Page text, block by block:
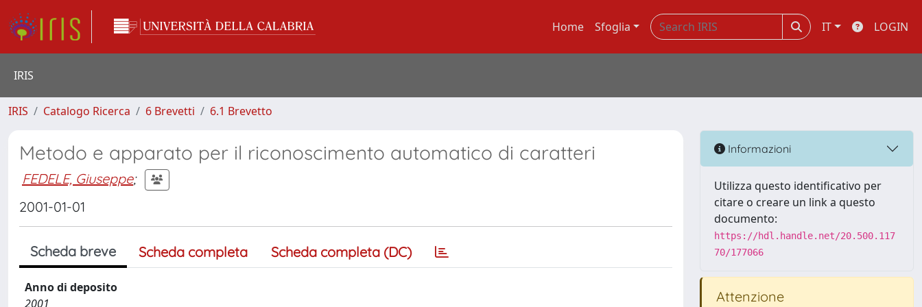
Home Sfoglia IT LOGIN
IRIS
IRIS Catalogo Ricerca 6 Brevetti 6.1 Brevetto
Metodo e apparato per il riconoscimento automatico di caratteri
FEDELE, Giuseppe;
2001-01-01
Scheda breve Scheda completa Scheda completa (DC)
Anno di deposito
2001
Informazioni
Utilizza questo identificativo per
citare o creare un link a questo
documento:
https://hdl.handle.net/20.500.117
70/177066
Attenzione